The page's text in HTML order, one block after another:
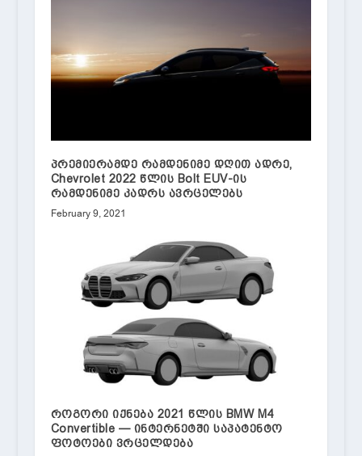
პრემიერამდე რამდენიმე დღით ადრე,
Chevrolet 2022 წლის Bolt EUV-ის
რამდენიმე კადრს ავრცელებს
February 9, 2021
როგორი იქნება 2021 წლის BMW M4
Convertible — ინტერნეტში საპატენტო
ფოტოები ვრცელდება